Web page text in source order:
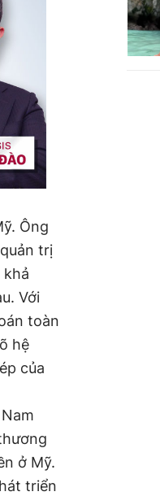
Ông
trị
khả
Với
toàn
hệ
của
ở Mỹ.
triển